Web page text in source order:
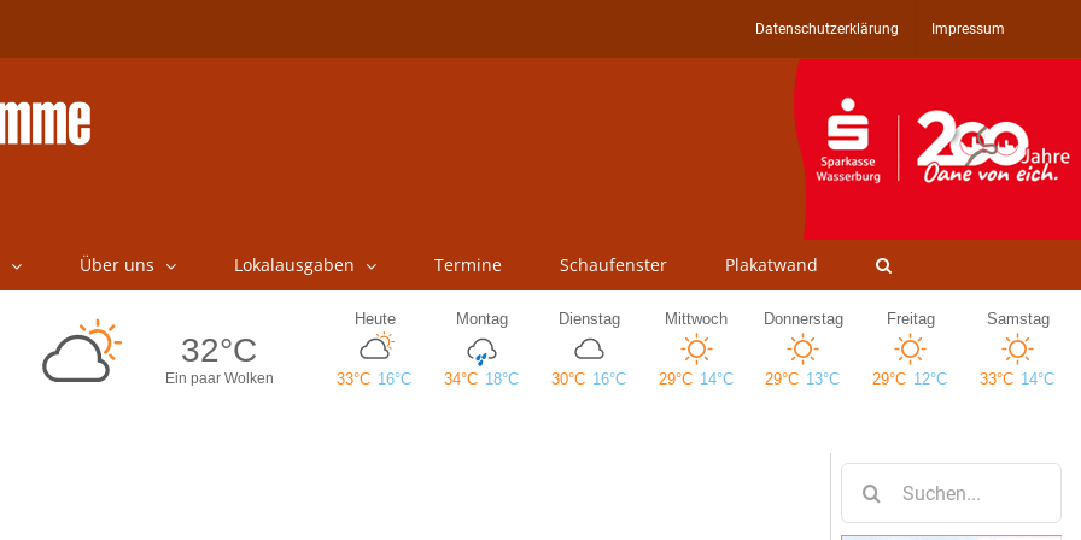
Datenschutzerklärung Impressum
Über uns Lokalausgaben Termine Schaufenster Plakatwand
nach: